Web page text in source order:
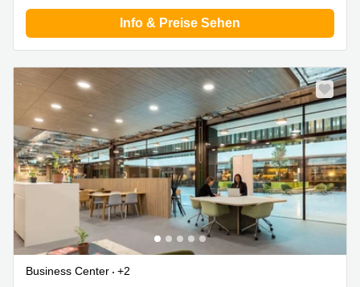
Info & Preise Sehen
Business Center
+2